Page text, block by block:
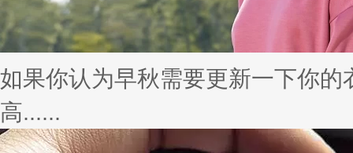
如果你认为早秋需要更新一下你
高......